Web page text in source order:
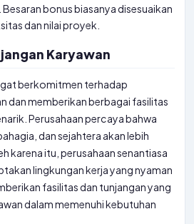
bonus biasanya disesuaikan
dan nilai proyek.
Karyawan
berkomitmen terhadap
dan memberikan berbagai fasilitas
Perusahaan percaya bahwa
dan sejahtera akan lebih
karena itu, perusahaan senantiasa
lingkungan kerja yang nyaman
fasilitas dan tunjangan yang
dalam memenuhi kebutuhan